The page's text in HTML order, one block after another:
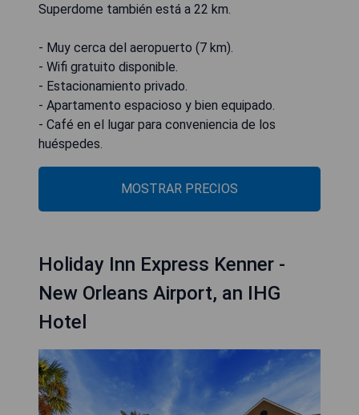
Superdome también está a 22 km.
- Muy cerca del aeropuerto (7 km).
- Wifi gratuito disponible.
- Estacionamiento privado.
- Apartamento espacioso y bien equipado.
- Café en el lugar para conveniencia de los
huéspedes.
MOSTRAR PRECIOS
Holiday Inn Express Kenner -
New Orleans Airport, an IHG
Hotel